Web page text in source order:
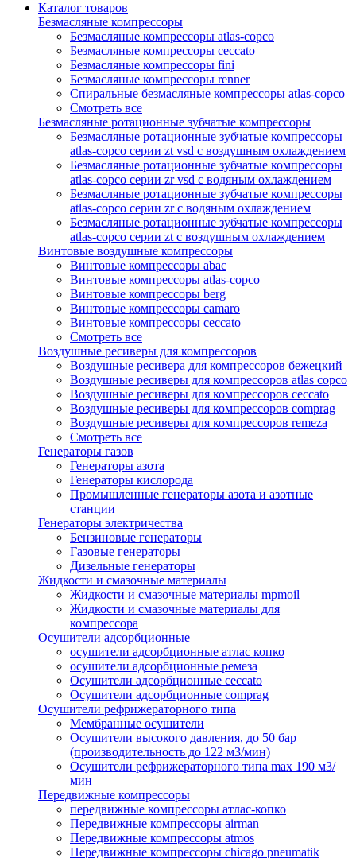
Каталог товаров
Безмасляные компрессоры
Безмасляные компрессоры atlas-copco
Безмасляные компрессоры ceccato
Безмасляные компрессоры fini
Безмасляные компрессоры renner
Спиральные безмасляные компрессоры atlas-copco
Смотреть все
Безмасляные ротационные зубчатые компрессоры
Безмасляные ротационные зубчатые компрессоры
atlas-copco серии zt vsd с воздушным охлаждением
Безмасляные ротационные зубчатые компрессоры
atlas-copco серии zr vsd с водяным охлаждением
Безмасляные ротационные зубчатые компрессоры
atlas-copco серии zr с водяным охлаждением
Безмасляные ротационные зубчатые компрессоры
atlas-copco серии zt с воздушным охлаждением
Винтовые воздушные компрессоры
Винтовые компрессоры abac
Винтовые компрессоры atlas-copco
Винтовые компрессоры berg
Винтовые компрессоры camaro
Винтовые компрессоры ceccato
Смотреть все
Воздушные ресиверы для компрессоров
Воздушные ресивера для компрессоров бежецкий
Воздушные ресиверы для компрессоров atlas copco
Воздушные ресиверы для компрессоров ceccato
Воздушные ресиверы для компрессоров comprag
Воздушные ресиверы для компрессоров remeza
Смотреть все
Генераторы газов
Генераторы азота
Генераторы кислорода
Промышленные генераторы азота и азотные
станции
Генераторы электричества
Бензиновые генераторы
Газовые генераторы
Дизельные генераторы
Жидкости и смазочные материалы
Жидкости и смазочные материалы mpmoil
Жидкости и смазочные материалы для
компрессора
Осушители адсорбционные
осушители адсорбционные атлас копко
осушители адсорбционные ремеза
Осушители адсорбционные ceccato
Осушители адсорбционные comprag
Осушители рефрижераторного типа
Мембранные осушители
Осушители высокого давления, до 50 бар
(производительность до 122 м3/мин)
Осушители рефрижераторного типа max 190 м3/
мин
Передвижные компрессоры
передвижные компрессоры атлас-копко
Передвижные компрессоры airman
Передвижные компрессоры atmos
Передвижные компрессоры chicago pneumatik